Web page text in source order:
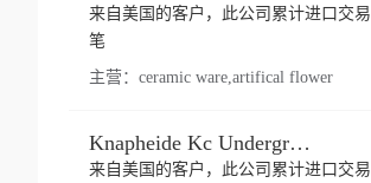
来自美国的客户，此公司累计进口交易
笔
主营： ceramic ware,artifical flower
Knapheide Kc Underground
来自美国的客户，此公司累计进口交易